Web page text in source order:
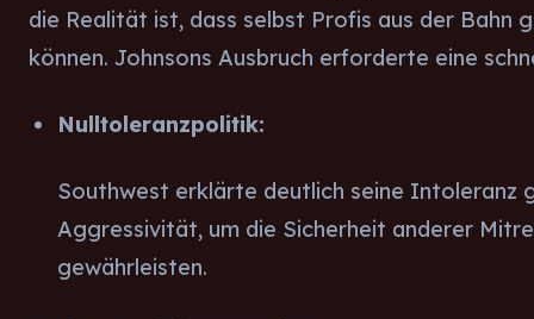
die Realität ist, dass selbst Profis aus der Bahn
können. Johnsons Ausbruch erforderte eine
Nulltoleranzpolitik:
Southwest erklärte deutlich seine Intoleranz
Aggressivität, um die Sicherheit anderer
gewährleisten.